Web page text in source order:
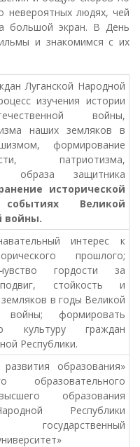
людях, чей
большой экран. В День
и знакомимся с их
Луганской Народной
изучения истории
войны,
наших земляков в
формирование
патриотизма,
образа защитника
исторической
Великой
войны.
интерес к
прошлого;
гордости за
стойкость и
в годы Великой
войны; формировать
культуру граждан
Республики.
образования»
образовательного
образования
Республики